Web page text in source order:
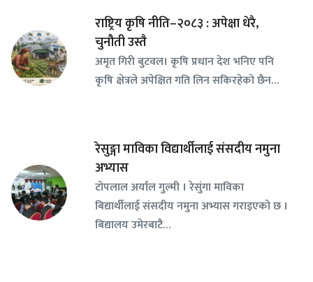
राष्ट्रिय कृषि नीति–२०८३ : अपेक्षा धेरै,
चुनौती उस्तै
अमृत गिरी बुटवल। कृषि प्रधान देश भनिए पनि
कृषि क्षेत्रले अपेक्षित गति लिन सकिरहेको छैन…
रेसुङ्गा माविका विद्यार्थीलाई संसदीय नमुना
अभ्यास
टोपलाल अर्याल गुल्मी । रेसुंगा माविका
बिद्यार्थीलाई संसदीय नमुना अभ्यास गराइएको छ ।
बिद्यालय उमेरबाटै…